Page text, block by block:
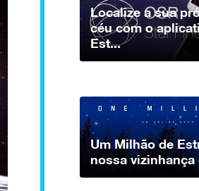
Localize a sua
céu com o
Est...
Um Milhão de
nossa